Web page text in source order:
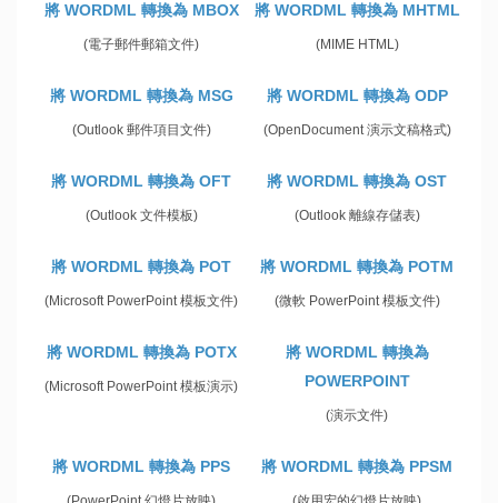
將 WORDML 轉換為 MBOX
(電子郵件郵箱文件)
將 WORDML 轉換為 MHTML
(MIME HTML)
將 WORDML 轉換為 MSG
(Outlook 郵件項目文件)
將 WORDML 轉換為 ODP
(OpenDocument 演示文稿格式)
將 WORDML 轉換為 OFT
(Outlook 文件模板)
將 WORDML 轉換為 OST
(Outlook 離線存儲表)
將 WORDML 轉換為 POT
(Microsoft PowerPoint 模板文件)
將 WORDML 轉換為 POTM
(微軟 PowerPoint 模板文件)
將 WORDML 轉換為 POTX
(Microsoft PowerPoint 模板演示)
將 WORDML 轉換為
POWERPOINT
(演示文件)
將 WORDML 轉換為 PPS 將 WORDML 轉換為 PPSM